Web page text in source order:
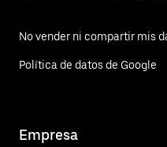
No vender ni compartir mis
Política de datos de Google
Empresa